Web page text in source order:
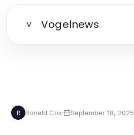
V Vogelnews
R Ronald Cox· September 18, 2025